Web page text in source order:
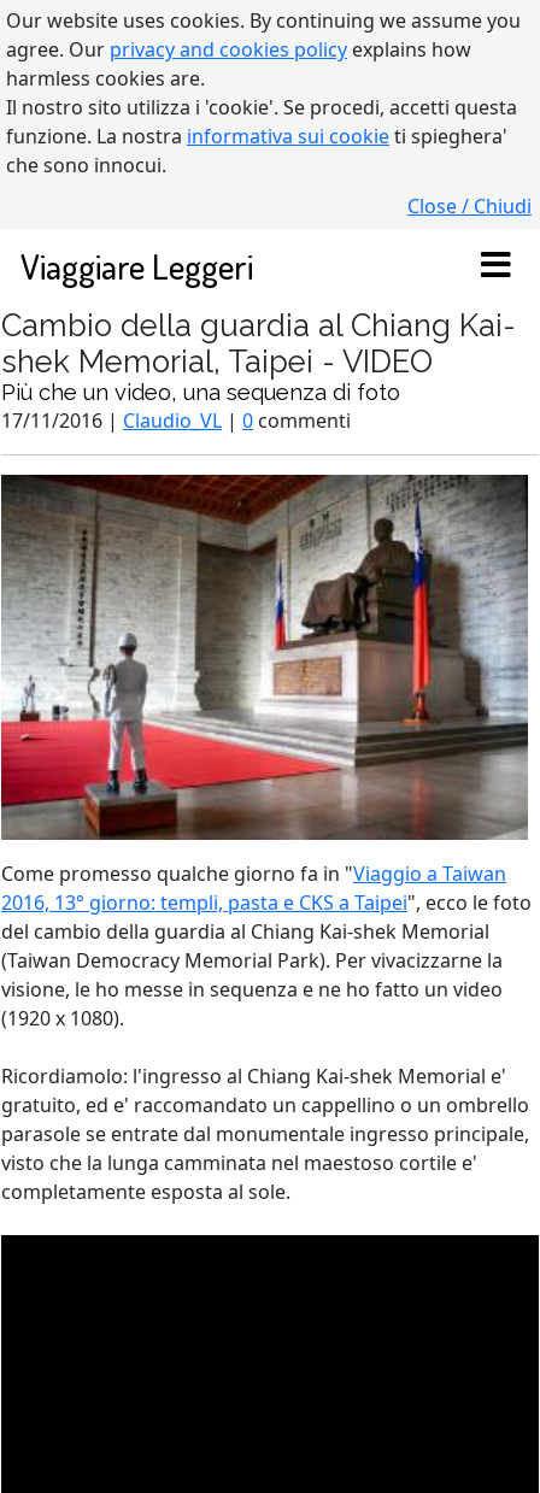
Our website uses cookies. By continuing we assume you
agree. Our privacy and cookies policy explains how
harmless cookies are.
Il nostro sito utilizza i 'cookie'. Se procedi, accetti questa
funzione. La nostra informativa sui cookieti spieghera'
che sono innocui.
Close / Chiudi
Viaggiare Leggeri
Cambio della guardia al Chiang Kai-
shek Memorial, Taipei - VIDEO
Più che un video, una sequenza di foto
17/11/2016 | Claudio_VL | 0 commenti
Come promesso qualche giorno fa in "Viaggio a Taiwan
2016, 13° giorno: templi, pasta e CKS a Taipei", ecco le foto
del cambio della guardia al Chiang Kai-shek Memorial
(Taiwan Democracy Memorial Park). Per vivacizzarne la
visione, le ho messe in sequenza e ne ho fatto un video
(1920 x 1080).
Ricordiamolo: l'ingresso al Chiang Kai-shek Memorial e'
gratuito, ed e' raccomandato un cappellino o un ombrello
parasole se entrate dal monumentale ingresso principale,
visto che la lunga camminata nel maestoso cortile e'
completamente esposta al sole.